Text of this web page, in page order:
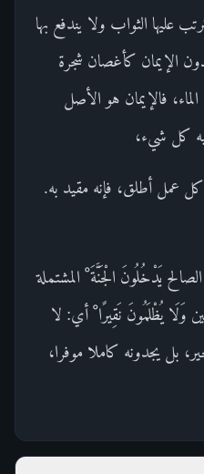
عليها الثواب ولا يندفع بها
الإيمان كأغصان شجرة
فالإيمان هو الأصل
كل شيء،
كل عمل أطلق، فإنه مقيد به.
يَدْخُلُونَ الْجَنَّةَ ْ المشتملة
وَلَا يُظْلَمُونَ نَقِيرًا ْ أي: لا
بل يجدونه كاملا موفرا،